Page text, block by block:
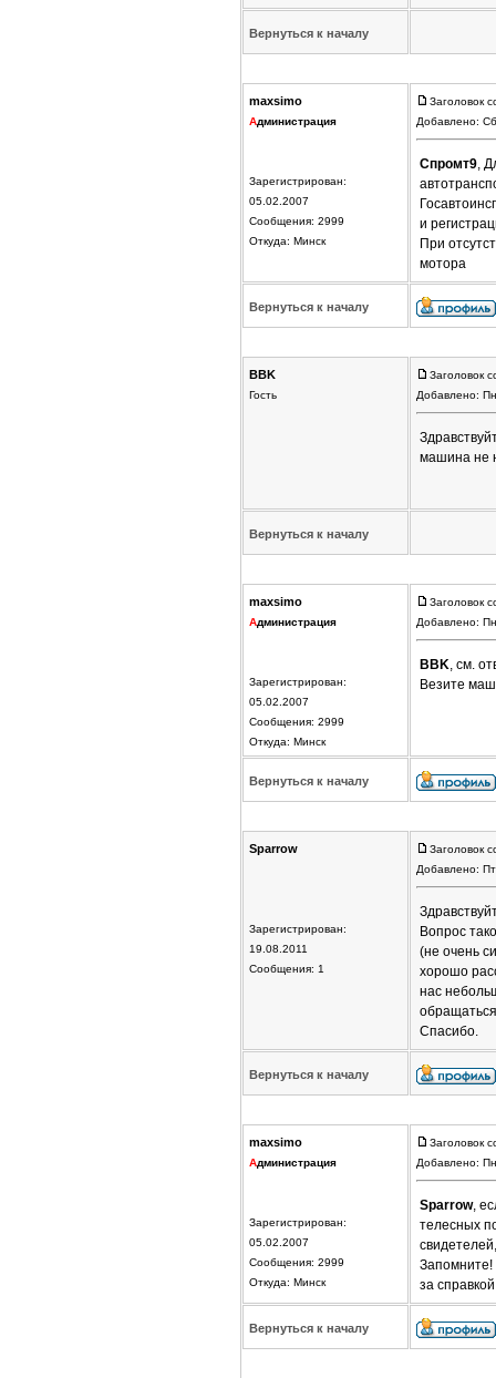
Вернуться к началу
maxsimo
Администрация
Зарегистрирован:
05.02.2007
Сообщения: 2999
Откуда: Минск
Заголовок
Добавлено:
Спромт9,
и
При
мотора
Вернуться к началу
BBK
Гость
Заголовок
Добавлено:
машина не
Вернуться к началу
maxsimo
Администрация
Зарегистрирован:
05.02.2007
Сообщения: 2999
Откуда: Минск
Заголовок
Добавлено:
BBK, см.
Везите
Вернуться к началу
Sparrow
Зарегистрирован:
19.08.2011
Сообщения: 1
Заголовок
Добавлено:
Вопрос
(не очень
хорошо
нас
Спасибо.
Вернуться к началу
maxsimo
Администрация
Зарегистрирован:
05.02.2007
Сообщения: 2999
Откуда: Минск
Заголовок
Добавлено:
Sparrow,
телесных
Запомните!
за
Вернуться к началу